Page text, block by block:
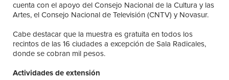
cuenta con el apoyo del Consejo Nacional de la Cultura y las
Artes, el Consejo Nacional de Televisión (CNTV) y Novasur.
Cabe destacar que la muestra es gratuita en todos los
recintos de las 16 ciudades a excepción de Sala Radicales,
donde se cobran mil pesos.
Actividades de extensión